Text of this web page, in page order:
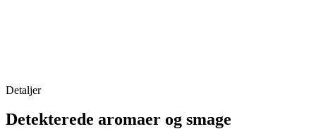
Detaljer
Detekterede aromaer og smage